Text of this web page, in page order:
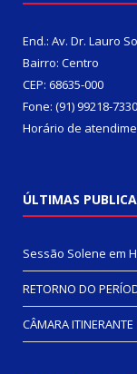
End.: Av. Dr. Lauro
Bairro: Centro
CEP: 68635-000
Fone: (91) 99218-7330
Horário de
ÚLTIMAS
Sessão Solene em
RETORNO DO
CÂMARA ITINERANTE